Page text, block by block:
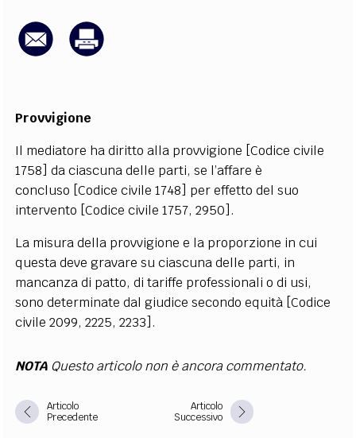
CODICI RUBRICHE
Provvigione
Il mediatore ha diritto alla provvigione [Codice civile
1758] da ciascuna delle parti, se l’affare è
concluso [Codice civile 1748] per effetto del suo
intervento [Codice civile 1757, 2950].
La misura della provvigione e la proporzione in cui
questa deve gravare su ciascuna delle parti, in
mancanza di patto, di tariffe professionali o di usi,
sono determinate dal giudice secondo equità [Codice
civile 2099, 2225, 2233].
NOTA Questo articolo non è ancora commentato.
Articolo
Precedente
Articolo
Successivo